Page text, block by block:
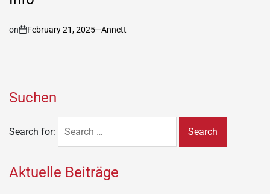
on February 21, 2025 Annett
Suchen
Search for:
Aktuelle Beiträge